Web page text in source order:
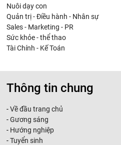
Nuôi dạy con
Quản trị - Điều hành - Nhân sự
Sales - Marketing - PR
Sức khỏe - thể thao
Tài Chính - Kế Toán
Thông tin chung
-Về đầu trang chủ
-Gương sáng
- Hướng nghiệp
-Tuyển sinh